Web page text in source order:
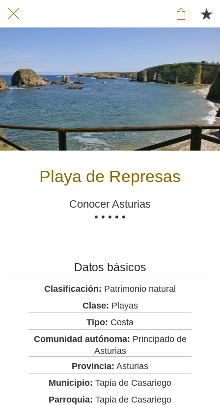
Playa de Represas
Conocer Asturias
• • • • •
Datos básicos
Clasificación: Patrimonio natural
Clase: Playas
Tipo: Costa
Comunidad autónoma: Principado de
Asturias
Provincia: Asturias
Municipio: Tapia de Casariego
Parroquia: Tapia de Casariego